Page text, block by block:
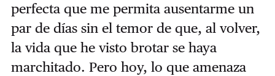
perfecta que me permita ausentarme un
par de días sin el temor de que, al volver,
la vida que he visto brotar se haya
marchitado. Pero hoy, lo que amenaza